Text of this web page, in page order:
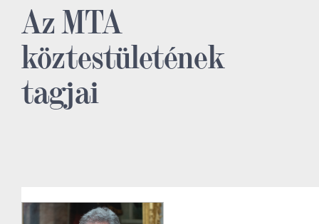
Az MTA
köztestületének
tagjai